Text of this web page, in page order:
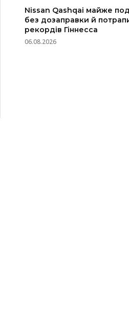
Nissan Qashqai майже
без дозаправки й
рекордів Гіннесса
06.08.2026